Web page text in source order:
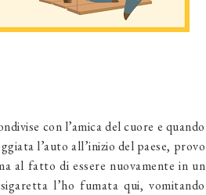
con l’amica del cuore e quando
l’auto all’inizio del paese, provo
al fatto di essere nuovamente in un
l’ho fumata qui, vomitando